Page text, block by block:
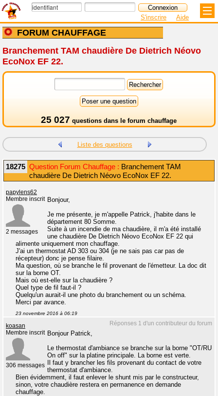
FORUM CHAUFFAGE
S'inscrire Aide
Branchement TAM chaudière De Dietrich Néovo
EcoNox EF 22.
25 027 questions dans le forum chauffage
Liste des questions
18275 Question Forum Chauffage : Branchement TAM
chaudière De Dietrich Néovo EcoNox EF 22.
papylens62
Membre inscrit
2 messages
Bonjour,
Je me présente, je m'appelle Patrick, j'habite dans le
département 80 Somme.
Suite à un incendie de ma chaudière, il m'a été installé
une chaudière De Dietrich Néovo EcoNox EF 22 qui
alimente uniquement mon chauffage.
J'ai un thermostat AD 303 ou 304 (je ne sais pas car pas de
récepteur) donc je pense filaire.
Ma question, où se branche le fil provenant de l'émetteur. La doc dit
sur la borne OT.
Mais où est-elle sur la chaudière ?
Quel type de fil faut-il ?
Quelqu'un aurait-il une photo du branchement ou un schéma.
Merci par avance.
23 novembre 2016 à 06:19
Réponses 1 d'un contributeur du forum
koasan
Membre inscrit
306 messages
Bonjour Patrick,
Le thermostat d'ambiance se branche sur la borne "OT/RU
On off" sur la platine principale. La borne est verte.
Il faut y brancher les fils provenant du contact de votre
thermostat d'ambiance.
Bien évidemment, il faut enlever le shunt mis par le constructeur,
sinon, votre chaudière restera en permanence en demande
chauffage.